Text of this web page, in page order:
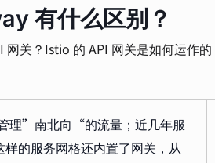
有什么区别？
关？Istio 的 API 网关是如何运作
理”南北向“的流量；近几年服
的服务网格还内置了网关，从